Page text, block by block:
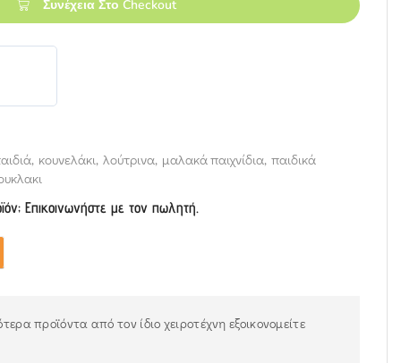
Συνέχεια Στο Checkout
, κουνελάκι, λούτρινα, μαλακά παιχνίδια, παιδικά
Επικοινωνήστε με τον πωλητή.
προϊόντα από τον ίδιο χειροτέχνη εξοικονομείτε